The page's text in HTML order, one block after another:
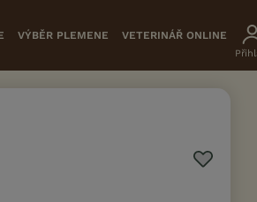
VÝBĚR PLEMENE VETERINÁŘ ONLINE